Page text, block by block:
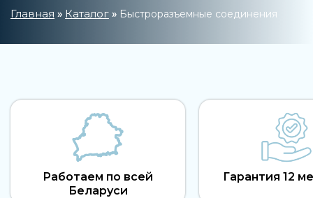
Главная » Каталог » Быстроразъемные соединения
Работаем по всей
Беларуси
Гарантия 12